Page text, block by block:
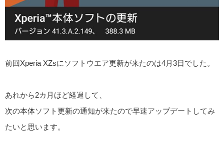
前回Xperia XZsにソフトウエア更新が来たのは4月3日でした。
あれから2カ月ほど経過して、
次の本体ソフト更新の通知が来たので早速アップデートしてみ
たいと思います。